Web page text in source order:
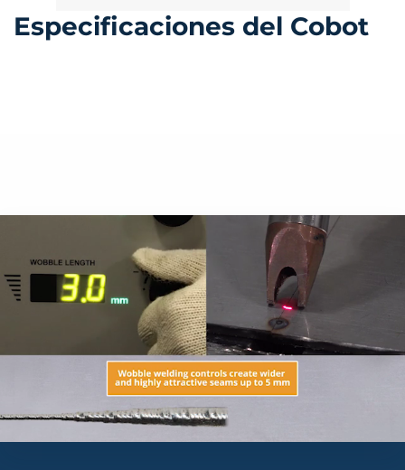
Especificaciones del Cobot